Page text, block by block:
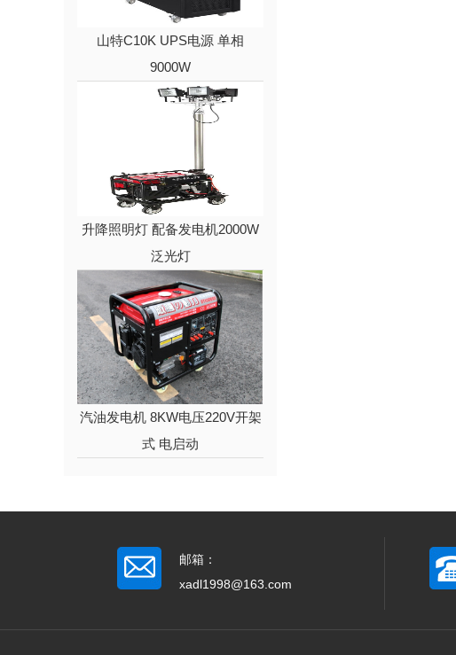
山特C10K UPS电源 单相
9000W
升降照明灯 配备发电机2000W
泛光灯
汽油发电机 8KW电压220V开架
式 电启动
邮箱：
xadl1998@163.com